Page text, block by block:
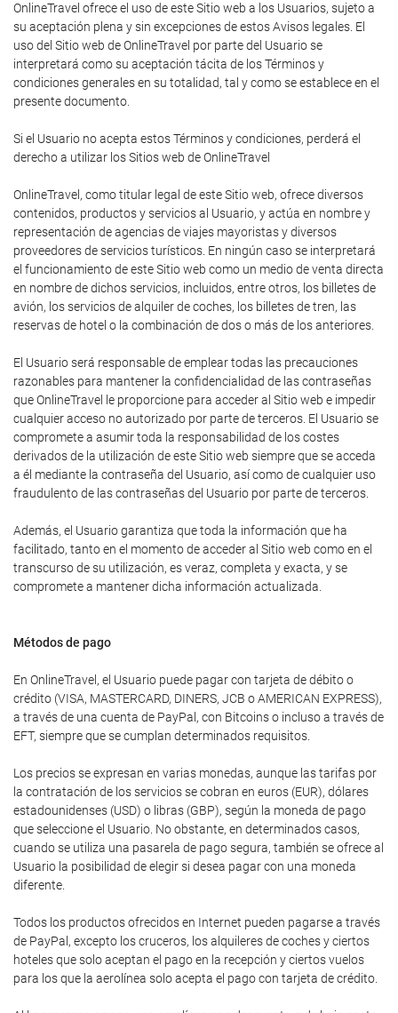
OnlineTravel ofrece el uso de este Sitio web a los Usuarios, sujeto a
su aceptación plena y sin excepciones de estos Avisos legales. El
uso del Sitio web de OnlineTravel por parte del Usuario se
interpretará como su aceptación tácita de los Términos y
condiciones generales en su totalidad, tal y como se establece en el
presente documento.
Si el Usuario no acepta estos Términos y condiciones, perderá el
derecho a utilizar los Sitios web de OnlineTravel
OnlineTravel, como titular legal de este Sitio web, ofrece diversos
contenidos, productos y servicios al Usuario, y actúa en nombre y
representación de agencias de viajes mayoristas y diversos
proveedores de servicios turísticos. En ningún caso se interpretará
el funcionamiento de este Sitio web como un medio de venta directa
en nombre de dichos servicios, incluidos, entre otros, los billetes de
avión, los servicios de alquiler de coches, los billetes de tren, las
reservas de hotel o la combinación de dos o más de los anteriores.
El Usuario será responsable de emplear todas las precauciones
razonables para mantener la confidencialidad de las contraseñas
que OnlineTravel le proporcione para acceder al Sitio web e impedir
cualquier acceso no autorizado por parte de terceros. El Usuario se
compromete a asumir toda la responsabilidad de los costes
derivados de la utilización de este Sitio web siempre que se acceda
a él mediante la contraseña del Usuario, así como de cualquier uso
fraudulento de las contraseñas del Usuario por parte de terceros.
Además, el Usuario garantiza que toda la información que ha
facilitado, tanto en el momento de acceder al Sitio web como en el
transcurso de su utilización, es veraz, completa y exacta, y se
compromete a mantener dicha información actualizada.
Métodos de pago
En OnlineTravel, el Usuario puede pagar con tarjeta de débito o
crédito (VISA, MASTERCARD, DINERS, JCB o AMERICAN EXPRESS),
a través de una cuenta de PayPal, con Bitcoins o incluso a través de
EFT, siempre que se cumplan determinados requisitos.
Los precios se expresan en varias monedas, aunque las tarifas por
la contratación de los servicios se cobran en euros (EUR), dólares
estadounidenses (USD) o libras (GBP), según la moneda de pago
que seleccione el Usuario. No obstante, en determinados casos,
cuando se utiliza una pasarela de pago segura, también se ofrece al
Usuario la posibilidad de elegir si desea pagar con una moneda
diferente.
Todos los productos ofrecidos en Internet pueden pagarse a través
de PayPal, excepto los cruceros, los alquileres de coches y ciertos
hoteles que solo aceptan el pago en la recepción y ciertos vuelos
para los que la aerolínea solo acepta el pago con tarjeta de crédito.